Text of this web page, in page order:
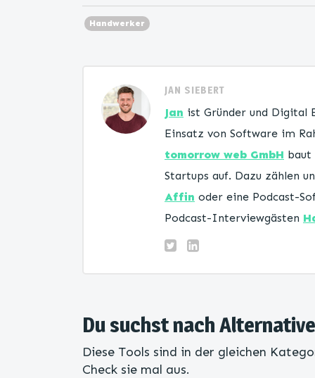
Handwerker
JAN SIEBERT
Jan ist Gründer und Digital
Einsatz von Software im
tomorrow web GmbH baut
Startups auf. Dazu zählen
Affin oder eine Podcast-
Podcast-Interviewgästen
Du suchst nach
Diese Tools sind in der gleichen
Check sie mal aus.